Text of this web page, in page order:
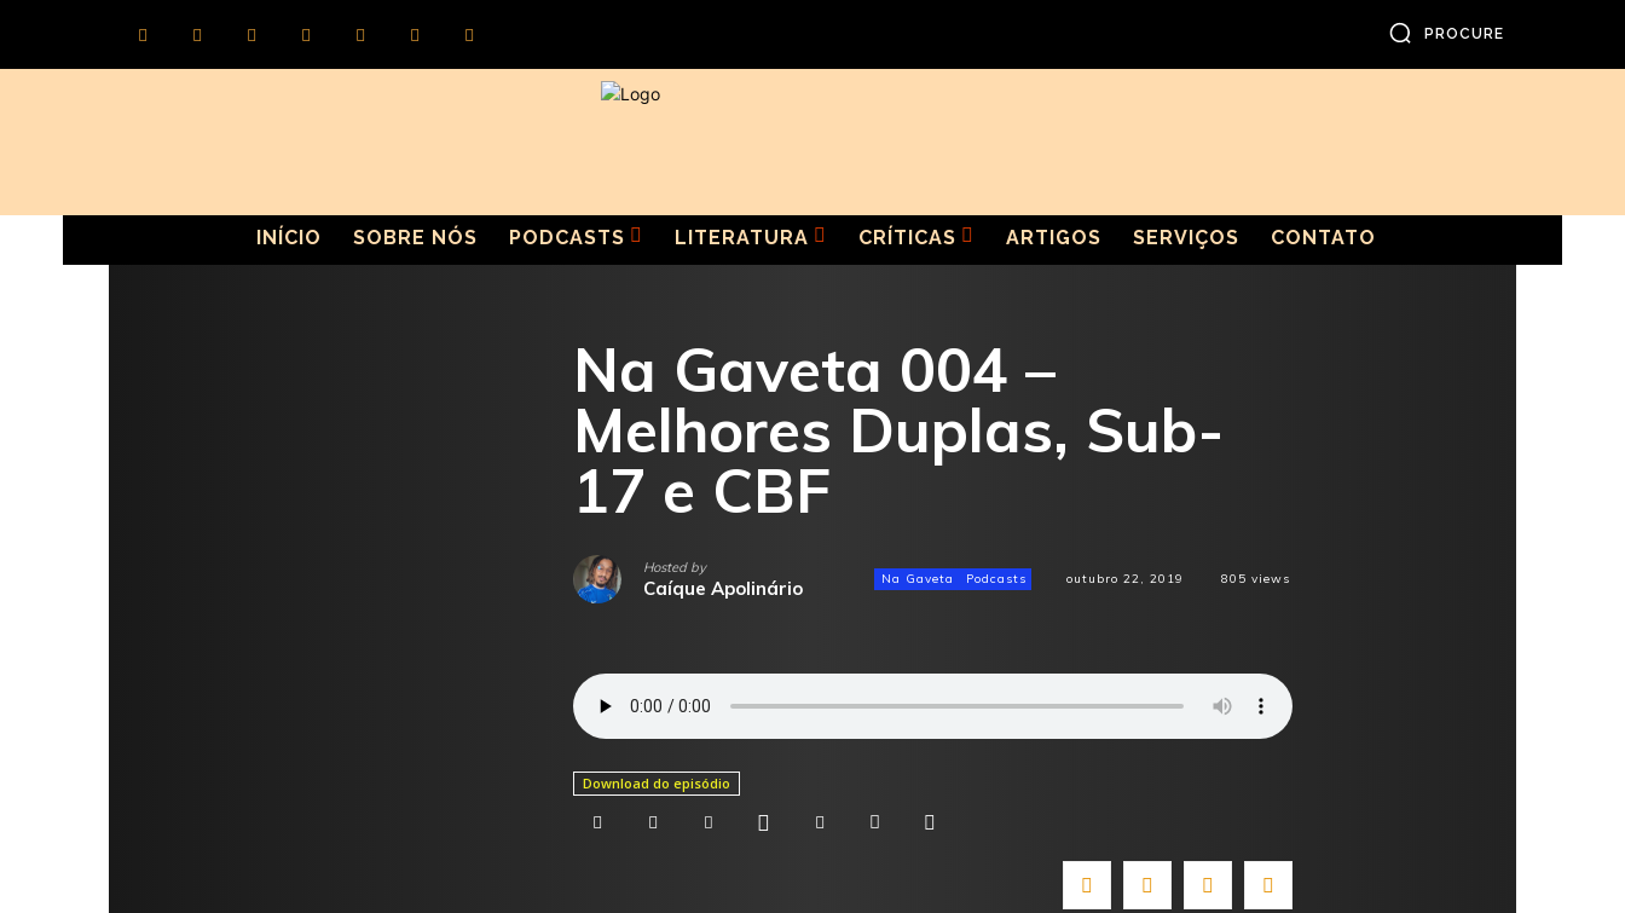
PROCURE
INÍCIO SOBRE NÓS PODCASTS LITERATURA CRÍTICAS ARTIGOS SERVIÇOS CONTATO
Na Gaveta 004 –
Melhores Duplas, Sub-
17 e CBF
Hosted by
Caíque Apolinário Na Gaveta Podcasts outubro 22, 2019 805 views
Download do episódio